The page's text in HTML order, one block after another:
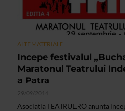
ALTE MATERIALE
Incepe festivalul
Maratonul Teatrului
a Patra
29/09/2014
Asociatia TEATRUL.RO anunta